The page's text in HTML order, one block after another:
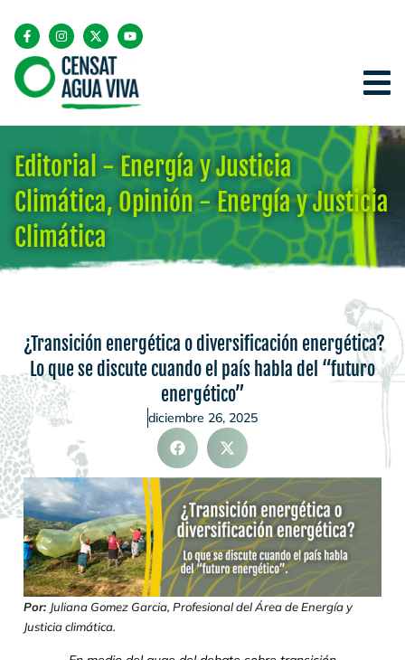
Editorial - Energía y Justicia
Climática, Opinión - Energía y Justicia
Climática
¿Transición energética o diversificación energética?
Lo que se discute cuando el país habla del “futuro
energético”
diciembre 26, 2025
Por: Juliana Gomez Garcia, Profesional del Área de Energía y
Justicia climática.